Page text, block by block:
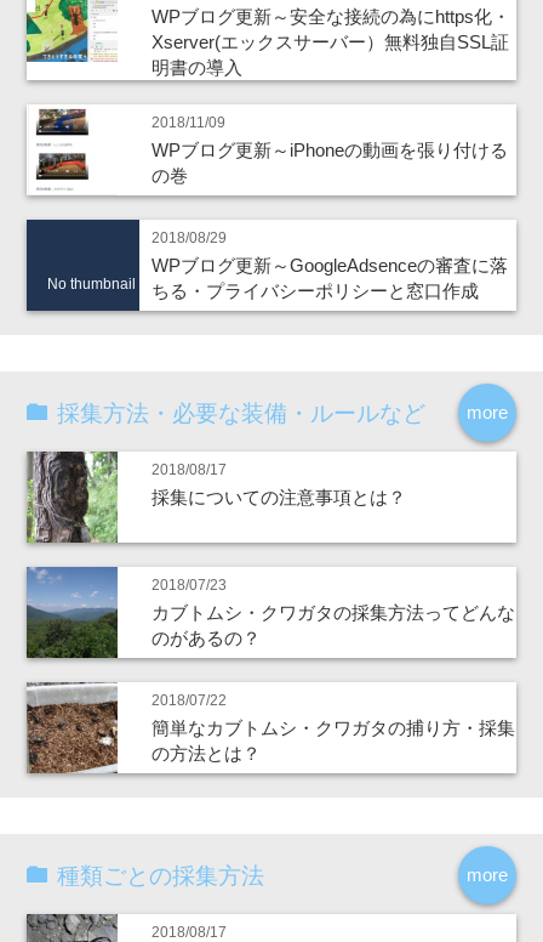
WPブログ更新～安全な接続の為にhttps化・
Xserver(エックスサーバー）無料独自SSL証
明書の導入
2018/11/09
WPブログ更新～iPhoneの動画を張り付ける
の巻
No thumbnail
2018/08/29
WPブログ更新～GoogleAdsenceの審査に落
ちる・プライバシーポリシーと窓口作成
more
採集方法・必要な装備・ルールなど
2018/08/17
採集についての注意事項とは？
2018/07/23
カブトムシ・クワガタの採集方法ってどんな
のがあるの？
2018/07/22
簡単なカブトムシ・クワガタの捕り方・採集
の方法とは？
more
種類ごとの採集方法
2018/08/17